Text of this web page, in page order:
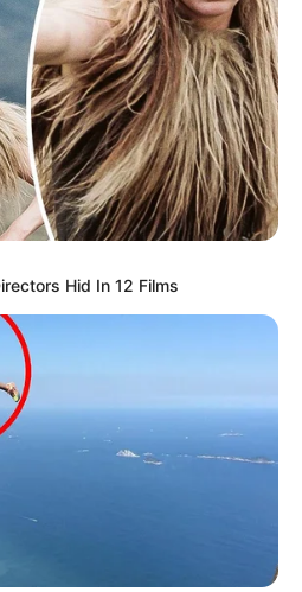
Hid In 12 Films